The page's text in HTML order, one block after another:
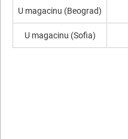
U magacinu (Beograd)
U magacinu (Sofia)